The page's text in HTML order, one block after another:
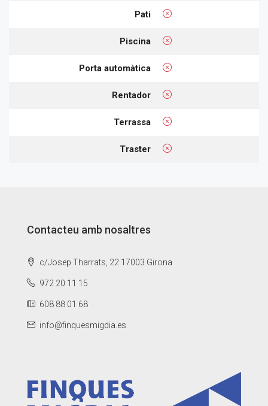
Pati
Piscina
Porta automàtica
Rentador
Terrassa
Traster
Contacteu amb nosaltres
c/Josep Tharrats, 22 17003 Girona
972 20 11 15
608 88 01 68
info@finquesmigdia.es